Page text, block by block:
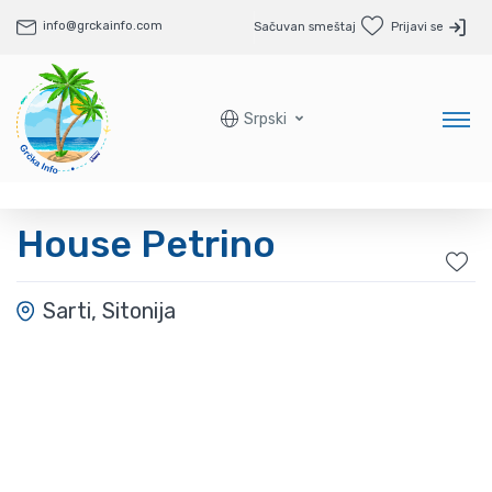
info@grckainfo.com Sačuvan smeštaj Prijavi se
Srpski
House Petrino
Sarti, Sitonija